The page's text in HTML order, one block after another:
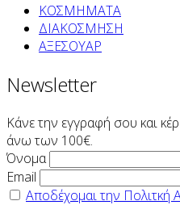
ΚΟΣΜΗΜΑΤΑ
ΔΙΑΚΟΣΜΗΣΗ
ΑΞΕΣΟΥΑΡ
Newsletter
Κάνε την εγγραφή σου και
άνω των 100€.
Όνομα
Email
Αποδέχομαι την Πολιτκή